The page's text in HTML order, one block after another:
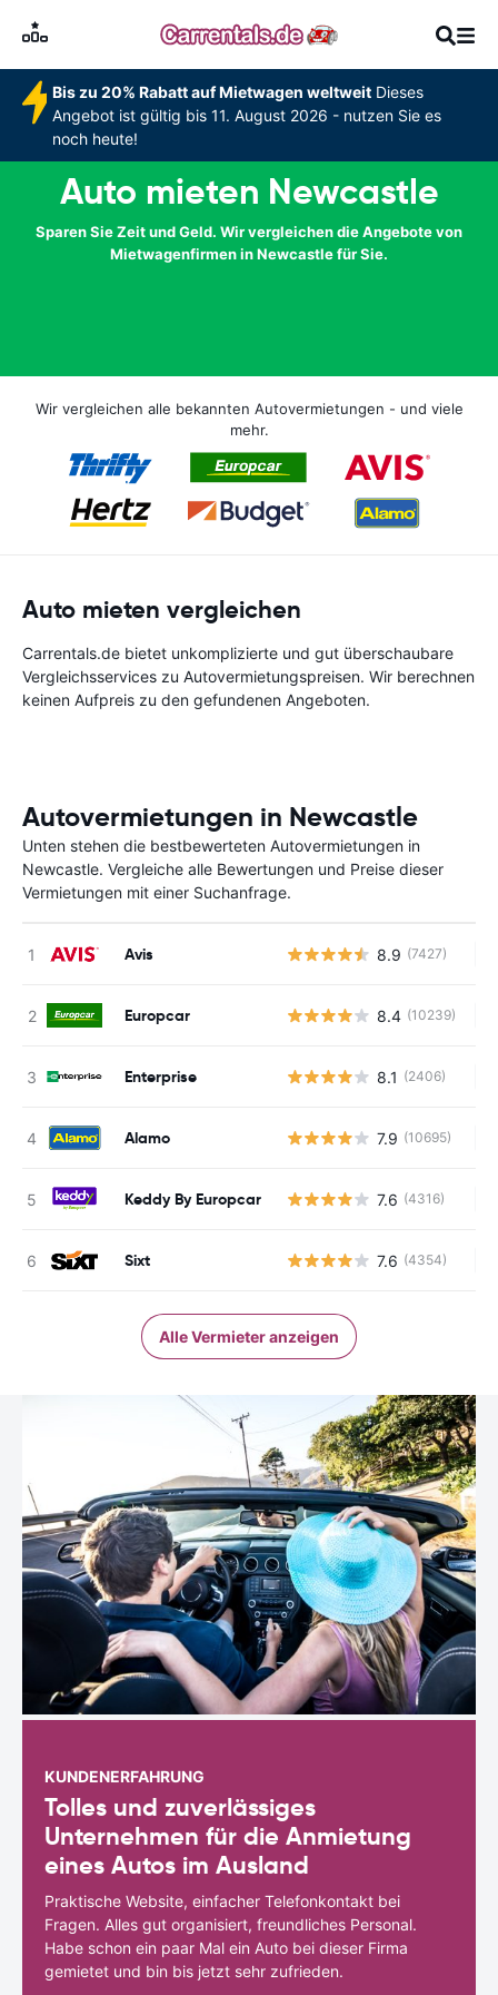
Bis zu 20% Rabatt auf Mietwagen weltweitDieses
Angebot ist gültig bis 11. August 2026 - nutzen Sie es
noch heute!
Auto mieten Newcastle
Sparen Sie Zeit und Geld. Wir vergleichen die Angebote von
Mietwagenfirmen in Newcastle für Sie.
Wir vergleichen alle bekannten Autovermietungen - und viele
mehr.
Auto mieten vergleichen
Carrentals.de bietet unkomplizierte und gut überschaubare
Vergleichsservices zu Autovermietungspreisen. Wir berechnen
keinen Aufpreis zu den gefundenen Angeboten.
Autovermietungen in Newcastle
Unten stehen die bestbewerteten Autovermietungen in
Newcastle. Vergleiche alle Bewertungen und Preise dieser
Vermietungen mit einer Suchanfrage.
Avis 8.9 (7427)
Europcar 8.4 (10239)
Enterprise 8.1 (2406)
Alamo 7.9 (10695)
Keddy By Europcar 7.6 (4316)
Sixt 7.6 (4354)
Alle Vermieter anzeigen
KUNDENERFAHRUNG
Tolles und zuverlässiges
Unternehmen für die Anmietung
eines Autos im Ausland
Praktische Website, einfacher Telefonkontakt bei
Fragen. Alles gut organisiert, freundliches Personal.
Habe schon ein paar Mal ein Auto bei dieser Firma
gemietet und bin bis jetzt sehr zufrieden.